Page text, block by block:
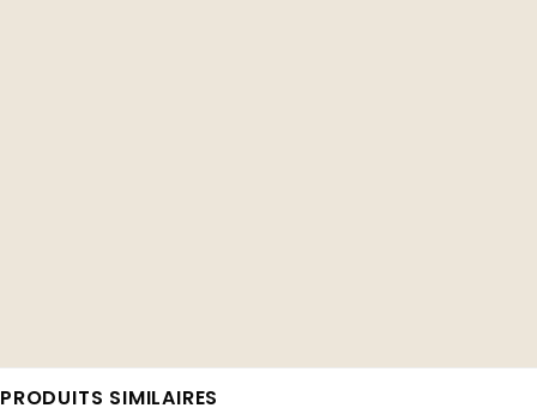
PRODUITS SIMILAIRES